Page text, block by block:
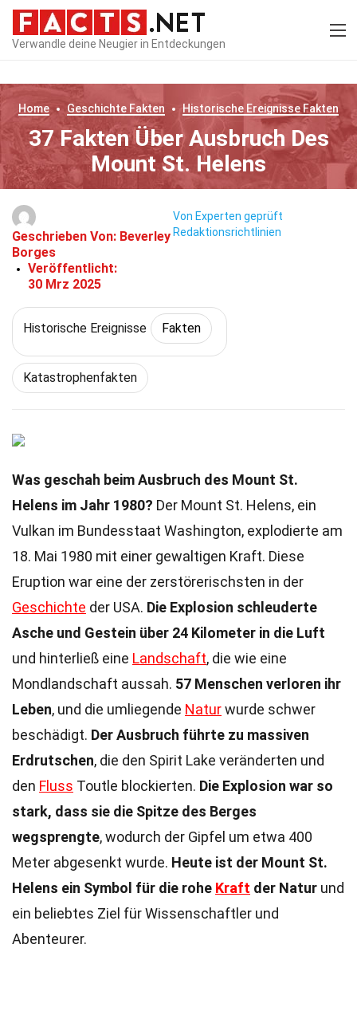
Verwandle deine Neugier in Entdeckungen
Home Geschichte Fakten Historische Ereignisse Fakten
37 Fakten Über Ausbruch Des
Mount St. Helens
Geschrieben Von: Beverley
Borges
Veröffentlicht:
30 Mrz 2025
Von Experten geprüft
Redaktionsrichtlinien
Historische Ereignisse Fakten
Katastrophenfakten
Was geschah beim Ausbruch des Mount St.
Helens im Jahr 1980? Der Mount St. Helens, ein
Vulkan im Bundesstaat Washington, explodierte am
18. Mai 1980 mit einer gewaltigen Kraft. Diese
Eruption war eine der zerstörerischsten in der
Geschichte der USA. Die Explosion schleuderte
Asche und Gestein über 24 Kilometer in die Luft
und hinterließ eine Landschaft, die wie eine
Mondlandschaft aussah. 57 Menschen verloren ihr
Leben, und die umliegende Naturwurde schwer
beschädigt. Der Ausbruch führte zu massiven
Erdrutschen, die den Spirit Lake veränderten und
den Fluss Toutle blockierten. Die Explosion war so
stark, dass sie die Spitze des Berges
wegsprengte, wodurch der Gipfel um etwa 400
Meter abgesenkt wurde. Heute ist der Mount St.
Helens ein Symbol für die rohe Kraft der Natur und
ein beliebtes Ziel für Wissenschaftler und
Abenteurer.